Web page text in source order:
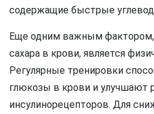
содержащие быстрые
Еще одним важным
сахара в крови, является
Регулярные тренировки
глюкозы в крови и улучшают
инсулинорецепторов. Для